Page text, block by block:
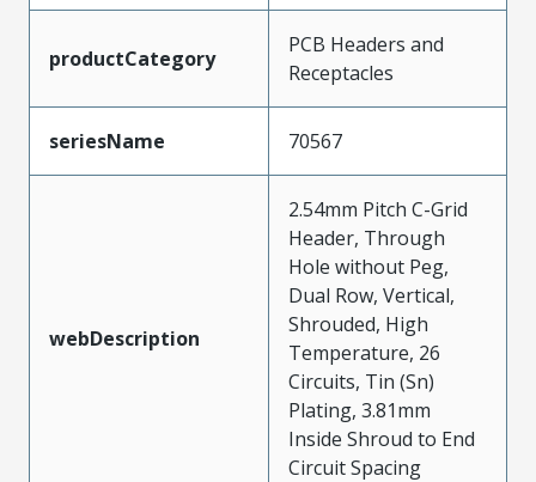
productCategory
PCB Headers and
Receptacles
seriesName 70567
webDescription
2.54mm Pitch C-Grid
Header, Through
Hole without Peg,
Dual Row, Vertical,
Shrouded, High
Temperature, 26
Circuits, Tin (Sn)
Plating, 3.81mm
Inside Shroud to End
Circuit Spacing